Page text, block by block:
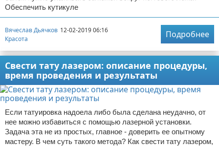
Обеспечить кутикуле
Вячеслав Дьячков 12-02-2019 06:16
Красота
Подробнее
Свести тату лазером: описание процедуры,
время проведения и результаты
Если татуировка надоела либо была сделана неудачно, от
нее можно избавиться с помощью лазерной установки.
Задача эта не из простых, главное - доверить ее опытному
мастеру. В чем суть такого метода? Как свести тату лазером,